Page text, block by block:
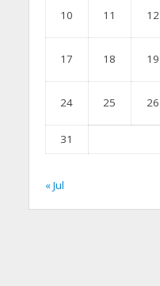
10 11 12
17 18 19
24 25 26
31
« Jul